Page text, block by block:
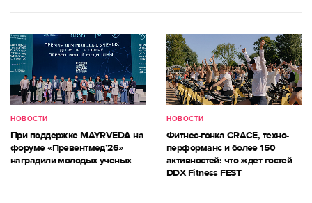
НОВОСТИ
При поддержке MAYRVEDA на
форуме «Превентмед’26»
наградили молодых ученых
НОВОСТИ
Фитнес-гонка CRACE, техно-
перформанс и более 150
активностей: что ждет гостей
DDX Fitness FEST